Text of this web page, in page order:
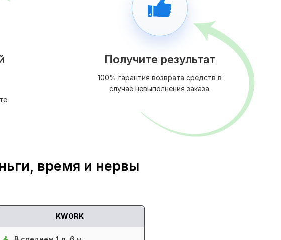
Получите результат
100% гарантия возврата средств в
случае невыполнения заказа.
время и нервы
KWORK